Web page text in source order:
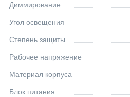
Диммирование
Угол освещения
Степень защиты
Рабочее напряжение
Материал корпуса
Блок питания